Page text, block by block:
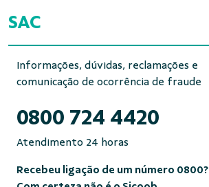
SAC
Informações, dúvidas, reclamações e
comunicação de ocorrência de fraude
0800 724 4420
Atendimento 24 horas
Recebeu ligação de um número 0800?